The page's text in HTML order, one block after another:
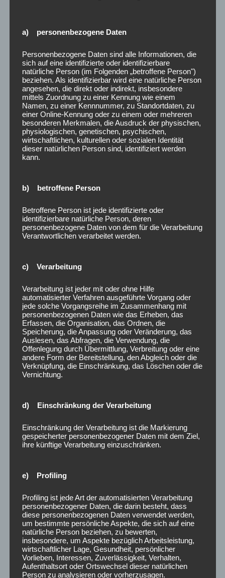
a) personenbezogene Daten
Personenbezogene Daten sind alle Informationen, die
sich auf eine identifizierte oder identifizierbare
natürliche Person (im Folgenden „betroffene Person")
beziehen. Als identifizierbar wird eine natürliche Person
angesehen, die direkt oder indirekt, insbesondere
mittels Zuordnung zu einer Kennung wie einem
Namen, zu einer Kennnummer, zu Standortdaten, zu
einer Online-Kennung oder zu einem oder mehreren
besonderen Merkmalen, die Ausdruck der physischen,
physiologischen, genetischen, psychischen,
wirtschaftlichen, kulturellen oder sozialen Identität
dieser natürlichen Person sind, identifiziert werden
kann.
b) betroffene Person
Betroffene Person ist jede identifizierte oder
identifizierbare natürliche Person, deren
personenbezogene Daten von dem für die Verarbeitung
Verantwortlichen verarbeitet werden.
c) Verarbeitung
Verarbeitung ist jeder mit oder ohne Hilfe
automatisierter Verfahren ausgeführte Vorgang oder
jede solche Vorgangsreihe im Zusammenhang mit
personenbezogenen Daten wie das Erheben, das
Erfassen, die Organisation, das Ordnen, die
Speicherung, die Anpassung oder Veränderung, das
Auslesen, das Abfragen, die Verwendung, die
Offenlegung durch Übermittlung, Verbreitung oder eine
andere Form der Bereitstellung, den Abgleich oder die
Verknüpfung, die Einschränkung, das Löschen oder die
Vernichtung.
d) Einschränkung der Verarbeitung
Einschränkung der Verarbeitung ist die Markierung
gespeicherter personenbezogener Daten mit dem Ziel,
ihre künftige Verarbeitung einzuschränken.
e) Profiling
Profiling ist jede Art der automatisierten Verarbeitung
personenbezogener Daten, die darin besteht, dass
diese personenbezogenen Daten verwendet werden,
um bestimmte persönliche Aspekte, die sich auf eine
natürliche Person beziehen, zu bewerten,
insbesondere, um Aspekte bezüglich Arbeitsleistung,
wirtschaftlicher Lage, Gesundheit, persönlicher
Vorlieben, Interessen, Zuverlässigkeit, Verhalten,
Aufenthaltsort oder Ortswechsel dieser natürlichen
Person zu analysieren oder vorherzusagen.